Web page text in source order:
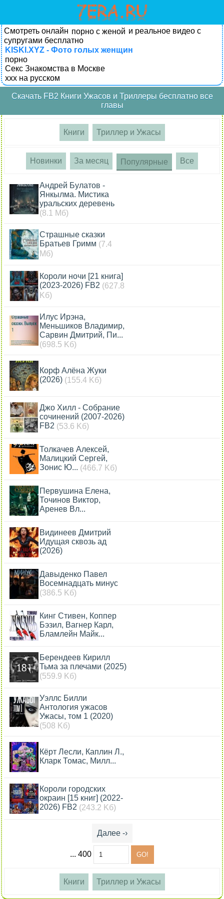
Смотреть онлайн порно с женой и реальное видео с
супругами бесплатно
KISKI.XYZ - Фото голых женщин
порно
Секс Знакомства в Москве
xxx на русском
Скачать FB2 Книги Ужасов и Триллеры бесплатно все
главы
Книги Триллер и Ужасы
Новинки За месяц Популярные Все
Андрей Булатов -
Янкылма. Мистика
уральских деревень
(8.1 Мб)
Страшные сказки
Братьев Гримм (7.4
Мб)
Короли ночи [21 книга]
(2023-2026) FB2 (627.8
Kб)
Илус Ирэна,
Меньшиков Владимир,
Сарвин Дмитрий, Пи...
(698.5 Kб)
Корф Алёна Жуки
(2026) (155.4 Kб)
Джо Хилл - Собрание
сочинений (2007-2026)
FB2 (53.6 Kб)
Толкачев Алексей,
Малицкий Сергей,
Зонис Ю... (466.7 Kб)
Первушина Елена,
Точинов Виктор,
Аренев Вл...
Видинеев Дмитрий
Идущая сквозь ад
(2026)
Давыденко Павел
Восемнадцать минус
(386.5 Kб)
Кинг Стивен, Коппер
Бэзил, Вагнер Карл,
Бламлейн Майк...
Берендеев Кирилл
Тьма за плечами (2025)
(559.9 Kб)
Уэллс Билли
Антология ужасов
Ужасы, том 1 (2020)
(508 Kб)
Кёрт Лесли, Каплин Л.,
Кларк Томас, Милл...
Короли городских
окраин [15 книг] (2022-
2026) FB2 (243.2 Kб)
Далее -›
... 400
Книги Триллер и Ужасы